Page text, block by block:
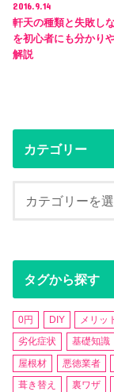
2016.9.14
軒天の種類と失敗し
を初心者にも分かり
解説
カテゴリー
タグから探す
0円 DIY メリッ
劣化症状
基礎知識
屋根材
悪徳業者
葺き替え
裏ワザ